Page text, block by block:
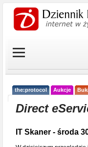
the:protocol Aukcje
Direct
IT Skaner - środa